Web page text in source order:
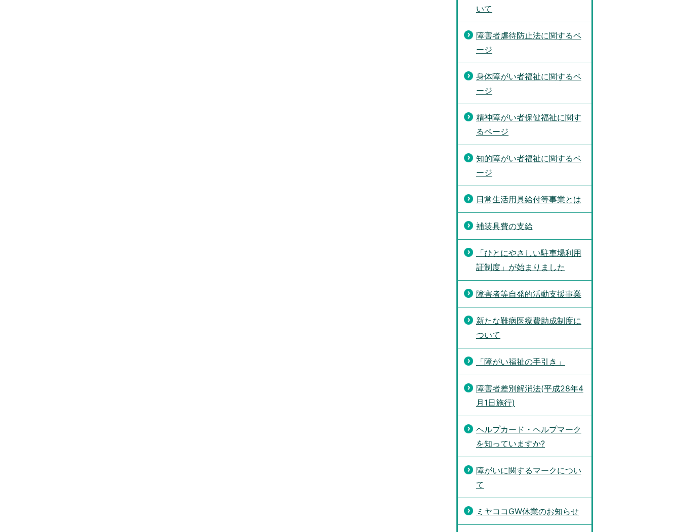
いて
障害者虐待防止法に関するペ
ージ
身体障がい者福祉に関するペ
ージ
精神障がい者保健福祉に関す
るページ
知的障がい者福祉に関するペ
ージ
日常生活用具給付等事業とは
補装具費の支給
「ひとにやさしい駐車場利用
証制度」が始まりました
障害者等自発的活動支援事業
新たな難病医療費助成制度に
ついて
「障がい福祉の手引き」
障害者差別解消法(平成28年4
月1日施行)
ヘルプカード・ヘルプマーク
を知っていますか?
障がいに関するマークについ
て
ミヤココGW休業のお知らせ